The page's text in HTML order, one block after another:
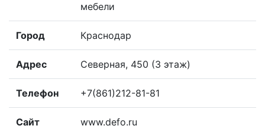
мебели
Город Краснодар
Адрес Северная, 450 (3 этаж)
Телефон +7(861)212-81-81
Сайт www.defo.ru